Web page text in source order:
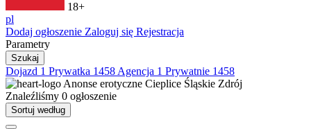
18+
pl
Dodaj ogłoszenie Zaloguj się Rejestracja
Parametry
Szukaj
Dojazd 1 Prywatka 1458 Agencja 1 Prywatnie 1458
Anonse erotyczne Cieplice Śląskie Zdrój
Znaleźliśmy 0 ogłoszenie
Sortuj według